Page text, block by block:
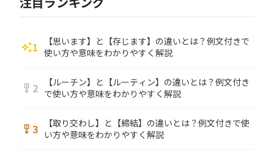
auto_awesome1
【思います】と【存じます】の違いとは？例文付きで
使い方や意味をわかりやすく解説
military_tech 2
【ルーチン】と【ルーティン】の違いとは？例文付き
で使い方や意味をわかりやすく解説
military_tech 3
【取り交わし】と【締結】の違いとは？例文付きで使
い方や意味をわかりやすく解説